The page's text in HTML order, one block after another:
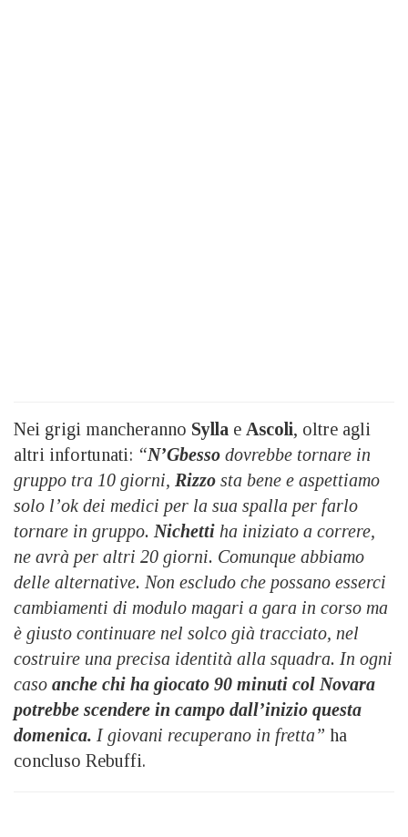
Nei grigi mancheranno Sylla e Ascoli, oltre agli
altri infortunati: “N’Gbesso dovrebbe tornare in
gruppo tra 10 giorni, Rizzo sta bene e aspettiamo
solo l’ok dei medici per la sua spalla per farlo
tornare in gruppo. Nichetti ha iniziato a correre,
ne avrà per altri 20 giorni. Comunque abbiamo
delle alternative. Non escludo che possano esserci
cambiamenti di modulo magari a gara in corso ma
è giusto continuare nel solco già tracciato, nel
costruire una precisa identità alla squadra. In ogni
caso anche chi ha giocato 90 minuti col Novara
potrebbe scendere in campo dall’inizio questa
domenica. I giovani recuperano in fretta” ha
concluso Rebuffi.